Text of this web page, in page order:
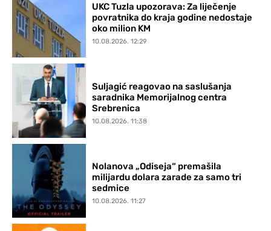
UKC Tuzla upozorava: Za liječenje
povratnika do kraja godine nedostaje
oko milion KM
10.08.2026. 12:29
Suljagić reagovao na saslušanja
saradnika Memorijalnog centra
Srebrenica
10.08.2026. 11:38
Nolanova „Odiseja“ premašila
milijardu dolara zarade za samo tri
sedmice
10.08.2026. 11:27